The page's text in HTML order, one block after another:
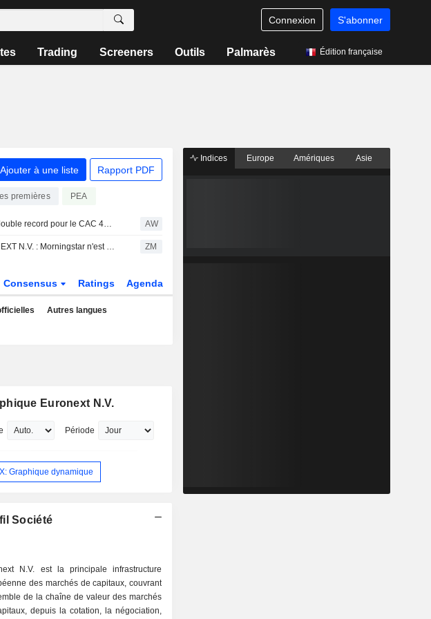
Connexion S'abonner
Trading Screeners Outils Palmarès Édition française
Ajouter à une liste Rapport PDF
premières PEA
Paris : double record pour le CAC 40, en séance et en clôture AW
EURONEXT N.V. : Morningstar n'est plus neutre mais vendeur ZM
Consensus Ratings Agenda
Autres langues
Euronext N.V.
Période
Graphique dynamique
Société
N.V. est la principale infrastructure
des marchés de capitaux, couvrant
de la chaîne de valeur des marchés
depuis la cotation, la négociation,
Indices Europe Amériques Asie